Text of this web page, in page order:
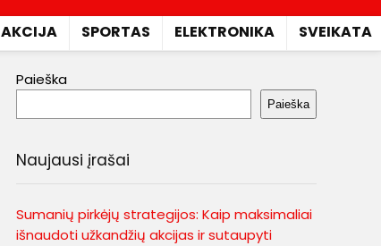
AKCIJA SPORTAS ELEKTRONIKA SVEIKATA
Paieška
Paieška
Naujausi įrašai
Sumanių pirkėjų strategijos: Kaip maksimaliai
išnaudoti užkandžių akcijas ir sutaupyti